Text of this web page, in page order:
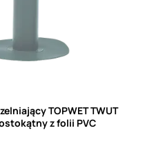
TOPWET TWUT
z folii PVC